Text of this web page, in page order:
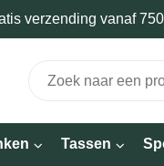
verzending vanaf
Tassen